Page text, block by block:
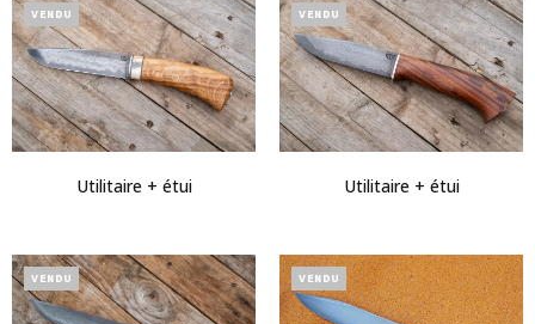
VENDU
Utilitaire + étui
VENDU
Utilitaire + étui
VENDU VENDU